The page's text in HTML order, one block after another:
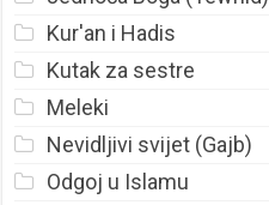
Kur'an i Hadis
Kutak za sestre
Meleki
Nevidljivi svijet (Gajb)
Odgoj u Islamu